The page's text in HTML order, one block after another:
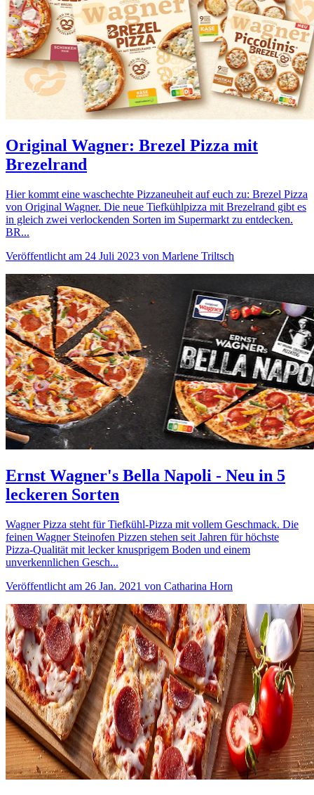
Original Wagner: Brezel Pizza mit
Brezelrand
Hier kommt eine waschechte Pizzaneuheit auf euch zu: Brezel Pizza
von Original Wagner. Die neue Tiefkühlpizza mit Brezelrand gibt es
in gleich zwei verlockenden Sorten im Supermarkt zu entdecken.
BR...
Veröffentlicht am 24 Juli 2023 von Marlene Triltsch
Ernst Wagner's Bella Napoli - Neu in 5
leckeren Sorten
Wagner Pizza steht für Tiefkühl-Pizza mit vollem Geschmack. Die
feinen Wagner Steinofen Pizzen stehen seit Jahren für höchste
Pizza-Qualität mit lecker knusprigem Boden und einem
unverkennlichen Gesch...
Veröffentlicht am 26 Jan. 2021 von Catharina Horn